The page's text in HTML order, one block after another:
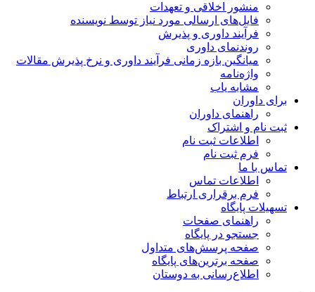
منشور اخلاقی و تعهدات
فایل‌های ارسالی مورد نیاز توسط نویسنده
فرآیند داوری و پذیرش
روندنمای داوری
میانگین بازه زمانی فرآیند داوری و نرخ پذیرش مقالات
واژه‌نامه
مشابه یاب
برای داوران
راهنمای داوران
ثبت نام و اشتراک
اطلاعات ثبت نام
فرم ثبت نام
تماس با ما
اطلاعات تماس
فرم برقراری ارتباط
تسهیلات پایگاه
راهنمای صفحات
جستجو در پایگاه
صفحه پرسش‌های متداول
صفحه برترین‌های پایگاه
اطلاع‌رسانی به دوستان